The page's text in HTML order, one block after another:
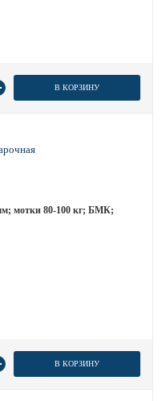
В КОРЗИНУ
мотки 80-100 кг; БМК;
В КОРЗИНУ